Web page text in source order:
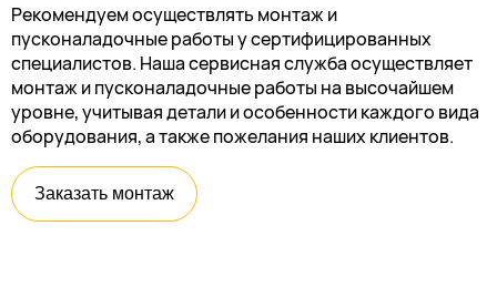
Рекомендуем осуществлять монтаж и
пусконаладочные работы у сертифицированных
специалистов. Наша сервисная служба осуществляет
монтаж и пусконаладочные работы на высочайшем
уровне, учитывая детали и особенности каждого вида
оборудования, а также пожелания наших клиентов.
Заказать монтаж